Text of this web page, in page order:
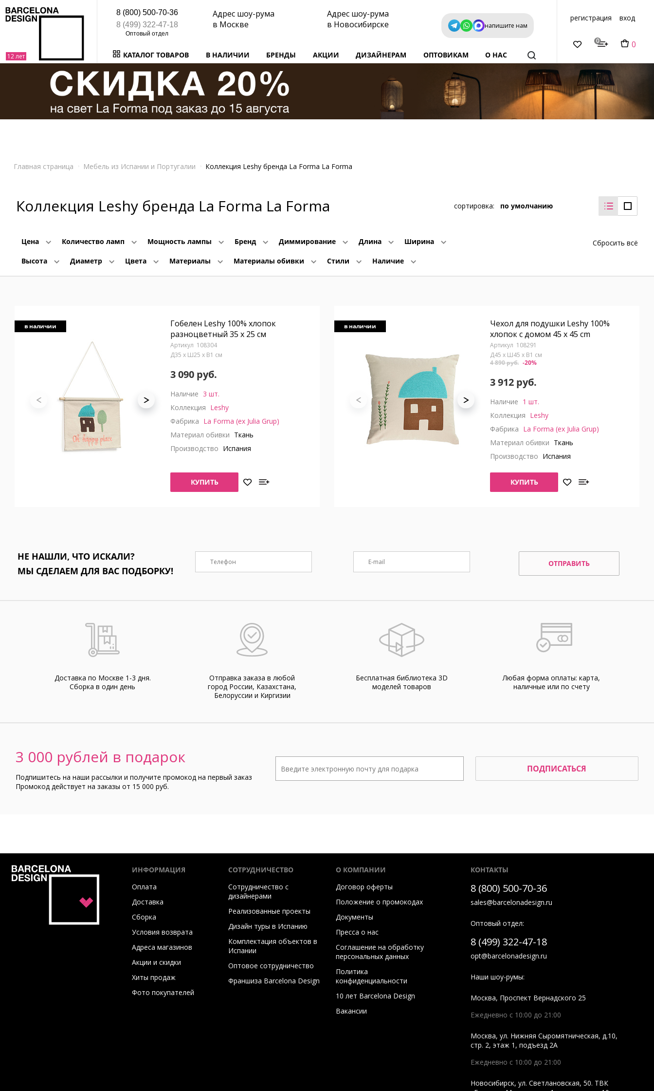
8 (800) 500-70-36
8 (499) 322-47-18
Адрес шоу-рума
в Москве
Адрес шоу-рума
в Новосибирске
напишите нам
КАТАЛОГ ТОВАРОВ В НАЛИЧИИ БРЕНДЫ АКЦИИ ДИЗАЙНЕРАМ ОПТОВИКАМ О НАС
регистрация вход
0 0
Главная страница Мебель из Испании и Португалии Коллекция Leshy бренда La Forma La Forma
Коллекция Leshy бренда La Forma La Forma
Цена Количество ламп Мощность лампы Бренд Диммирование Длина Ширина
Высота Диаметр Цвета Материалы Материалы обивки Стили Наличие
сортировка: по умолчанию
Сбросить всё
в наличии
Гобелен Leshy 100% хлопок
разноцветный 35 x 25 см
108304
Д35 x Ш25 x В1 см
3 090 руб.
Наличие 3 шт.
Коллекция Leshy
Фабрика La Forma (ex Julia Grup)
Материал обивки Ткань
Производство Испания
КУПИТЬ
в наличии
Чехол для подушки Leshy 100%
хлопок с домом 45 x 45 cm
108291
Д45 x Ш45 x В1 см
3 912 руб.
4 890 руб. -20%
Наличие 1 шт.
Коллекция Leshy
Фабрика La Forma (ex Julia Grup)
Материал обивки Ткань
Производство Испания
КУПИТЬ
НЕ НАШЛИ, ЧТО ИСКАЛИ?
МЫ СДЕЛАЕМ ДЛЯ ВАС ПОДБОРКУ!
ОТПРАВИТЬ
Доставка по Москве 1-3 дня.
Cборка в один день
Отправка заказа в любой
город России, Казахстана,
Белоруссии и Киргизии
Бесплатная библиотека 3D
моделей товаров
Любая форма оплаты: карта,
наличные или по счету
3 000 рублей в подарок
Подпишитесь на наши рассылки и получите промокод на первый заказ
Промокод действует на заказы от 15 000 руб.
ПОДПИСАТЬСЯ
КОНТАКТЫ
8 (800) 500-70-36
sales@barcelonadesign.ru
Оптовый отдел:
8 (499) 322-47-18
opt@barcelonadesign.ru
Наши шоу-румы:
Москва, Проспект Вернадского 25
Ежедневно с 10:00 до 21:00
Москва,ул. Нижняя Сыромятническая, д.10,
стр. 2, этаж 1, подъезд 2A
Ежедневно с 10:00 до 21:00
Новосибирск,ул. Светлановская, 50. ТВК
ИНФОРМАЦИЯ
Оплата
Доставка
Сборка
Условия возврата
Адреса магазинов
Акции и скидки
Хиты продаж
Фото покупателей
СОТРУДНИЧЕСТВО
Сотрудничество с
дизайнерами
Реализованные проекты
Дизайн туры в Испанию
Комплектация объектов в
Испании
Оптовое сотрудничество
Франшиза Barcelona Design
О КОМПАНИИ
Договор оферты
Положение о промокодах
Документы
Пресса о нас
Соглашение на обработку
персональных данных
Политика
конфиденциальности
10 лет Barcelona Design
Вакансии